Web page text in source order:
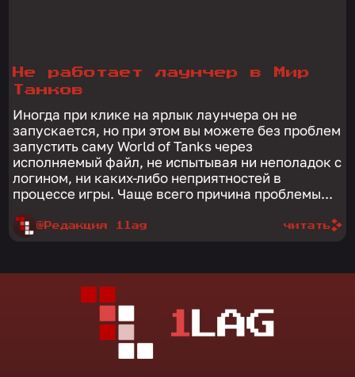
Не работает лаунчер в Мир
Танков
Иногда при клике на ярлык лаунчера он не
запускается, но при этом вы можете без проблем
запустить саму World of Tanks через
исполняемый файл, не испытывая ни неполадок с
логином, ни каких-либо неприятностей в
процессе игры. Чаще всего причина проблемы...
@Редакция 1lag читать